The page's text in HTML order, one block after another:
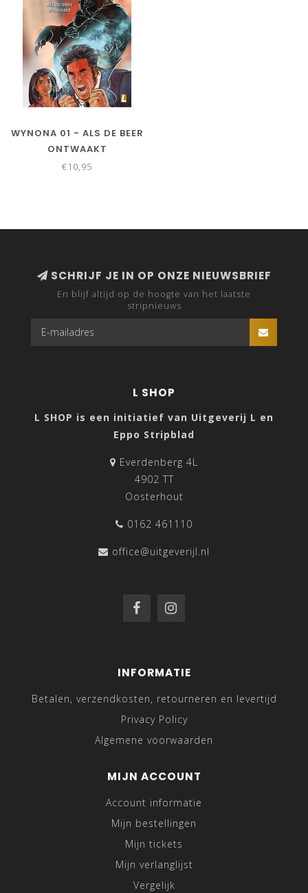
WYNONA 01 - ALS DE BEER
ONTWAAKT
€10,95
SCHRIJF JE IN OP ONZE NIEUWSBRIEF
En blijf altijd op de hoogte van het laatste
stripnieuws
L SHOP
L SHOP is een initiatief van Uitgeverij L en
Eppo Stripblad
Everdenberg 4L
4902 TT
Oosterhout
0162 461110
office@uitgeverijl.nl
INFORMATIE
Betalen, verzendkosten, retourneren en levertijd
Privacy Policy
Algemene voorwaarden
MIJN ACCOUNT
Account informatie
Mijn bestellingen
Mijn tickets
Mijn verlanglijst
Vergelijk